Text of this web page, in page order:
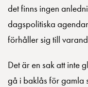
det finns ingen
dagspolitiska
förhåller sig till
Det är en sak att inte
gå i baklås för gamla